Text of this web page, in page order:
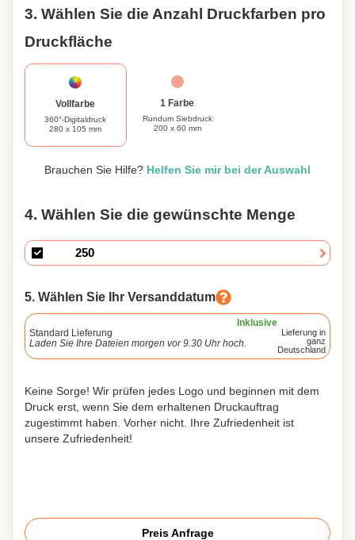
3. Wählen Sie die Anzahl Druckfarben pro
Druckfläche
Vollfarbe
360°-Digitaldruck
280 x 105 mm
1 Farbe
Rundum Siebdruck
200 x 60 mm
Brauchen Sie Hilfe? Helfen Sie mir bei der Auswahl
4. Wählen Sie die gewünschte Menge
5. Wählen Sie Ihr Versanddatum
Inklusive
Standard Lieferung
Laden Sie Ihre Dateien morgen vor 9.30 Uhr hoch.
Lieferung in
ganz
Deutschland
Keine Sorge! Wir prüfen jedes Logo und beginnen mit dem
Druck erst, wenn Sie dem erhaltenen Druckauftrag
zugestimmt haben. Vorher nicht. Ihre Zufriedenheit ist
unsere Zufriedenheit!
Preis Anfrage